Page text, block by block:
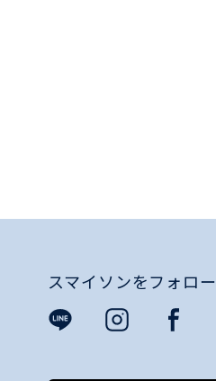
スマイソンをフォロー